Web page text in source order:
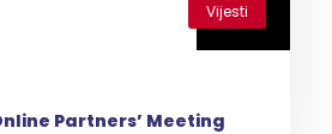
Vijesti
Partners’ Meeting